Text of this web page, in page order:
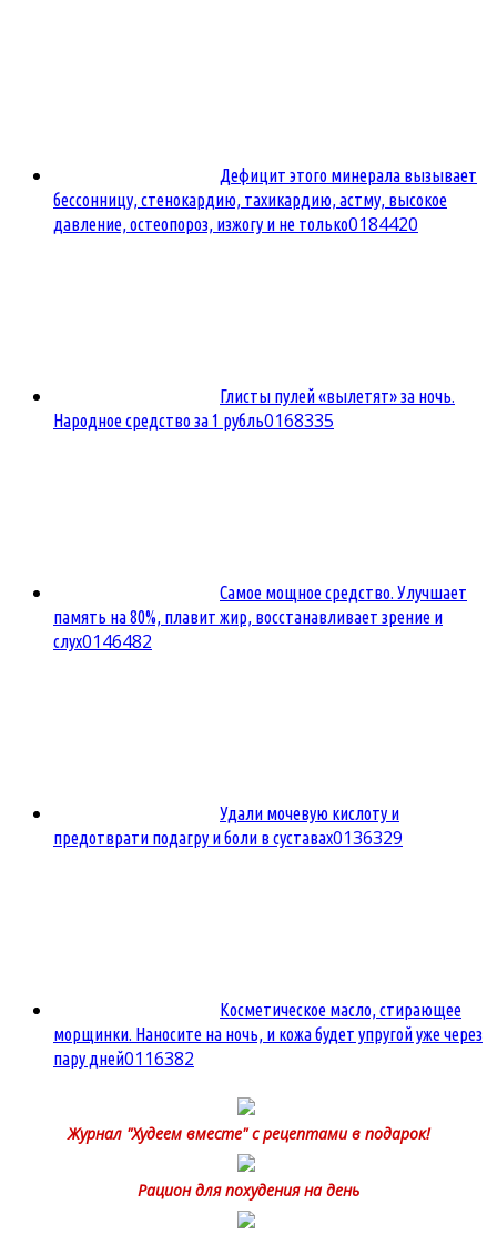
Дефицит этого минерала вызывает
бессонницу, стенокардию, тахикардию, астму, высокое
давление, остеопороз, изжогу и не только0184420
Глисты пулей «вылетят» за ночь.
Народное средство за 1 рубль0168335
Самое мощное средство. Улучшает
память на 80%, плавит жир, восстанавливает зрение и
слух0146482
Удали мочевую кислоту и
предотврати подагру и боли в суставах0136329
Косметическое масло, стирающее
морщинки. Наносите на ночь, и кожа будет упругой уже через
пару дней0116382
Журнал "Худеем вместе" с рецептами в подарок!
Рацион для похудения на день